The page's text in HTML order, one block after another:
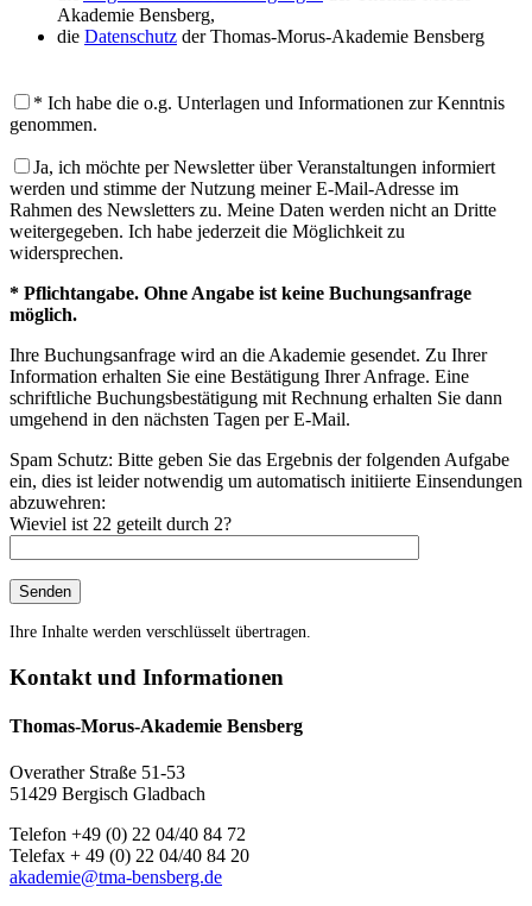
Akademie Bensberg,
die Datenschutz der Thomas-Morus-Akademie Bensberg
* Ich habe die o.g. Unterlagen und Informationen zur Kenntnis
genommen.
Ja, ich möchte per Newsletter über Veranstaltungen informiert
werden und stimme der Nutzung meiner E-Mail-Adresse im
Rahmen des Newsletters zu. Meine Daten werden nicht an Dritte
weitergegeben. Ich habe jederzeit die Möglichkeit zu
widersprechen.
* Pflichtangabe. Ohne Angabe ist keine Buchungsanfrage
möglich.
Ihre Buchungsanfrage wird an die Akademie gesendet. Zu Ihrer
Information erhalten Sie eine Bestätigung Ihrer Anfrage. Eine
schriftliche Buchungsbestätigung mit Rechnung erhalten Sie dann
umgehend in den nächsten Tagen per E-Mail.
Spam Schutz: Bitte geben Sie das Ergebnis der folgenden Aufgabe
ein, dies ist leider notwendig um automatisch initiierte Einsendungen
abzuwehren:
Wieviel ist 22 geteilt durch 2?
Ihre Inhalte werden verschlüsselt übertragen.
Kontakt und Informationen
Thomas-Morus-Akademie Bensberg
Overather Straße 51-53
51429 Bergisch Gladbach
Telefon +49 (0) 22 04/40 84 72
Telefax + 49 (0) 22 04/40 84 20
akademie@tma-bensberg.de